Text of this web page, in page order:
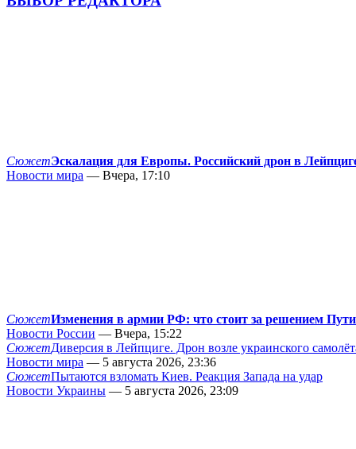
СюжетЭскалация для Европы. Российский дрон в
Новости мира — Вчера, 17:10
СюжетИзменения в армии РФ: что стоит за решением
Новости России — Вчера, 15:22
СюжетДиверсия в Лейпциге. Дрон возле украинского
Новости мира — 5 августа 2026, 23:36
СюжетПытаются взломать Киев. Реакция Запада на удар
Новости Украины — 5 августа 2026, 23:09